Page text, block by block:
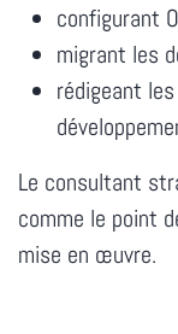
configurant
migrant les
rédigeant
Le consultant
comme le point
mise en œuvre.